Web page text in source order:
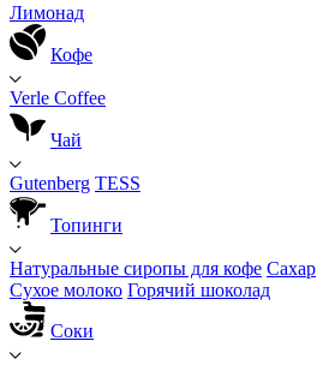
Лимонад
Кофе
Verle Coffee
Чай
Gutenberg TESS
Топинги
Натуральные сиропы для кофе Сахар
Сухое молоко Горячий шоколад
Соки